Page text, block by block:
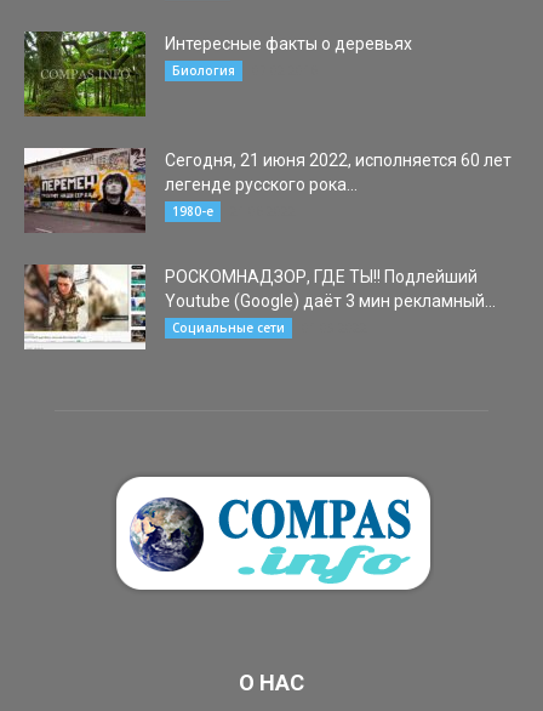
Интересные факты о деревьях
Биология
Сегодня, 21 июня 2022, исполняется 60 лет
легенде русского рока...
1980-е
РОСКОМНАДЗОР, ГДЕ ТЫ!! Подлейший
Youtube (Google) даёт 3 мин рекламный...
Социальные сети
О НАС